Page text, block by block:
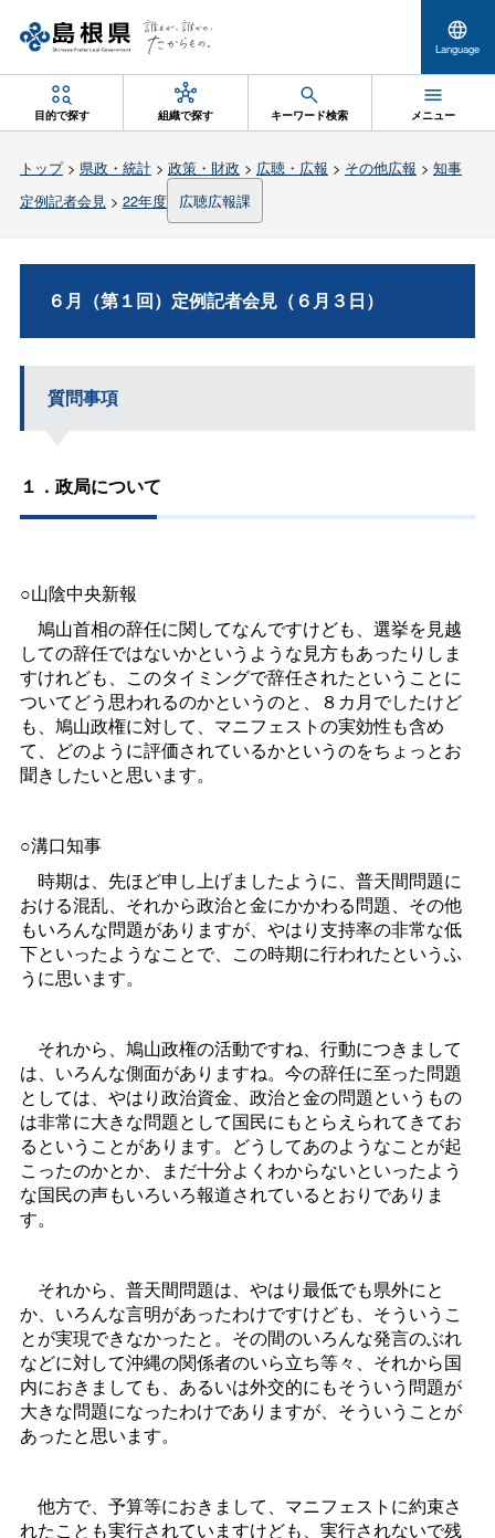
Language
目的で探す 組織で探す キーワード検索 メニュー
トップ> 県政・統計> 政策・財政 > 広聴・広報 > その他広報 > 知事
定例記者会見> 22年度 広聴広報課
６月（第１回）定例記者会見（６月３日）
質問事項
１．政局について
○山陰中央新報
鳩山首相の辞任に関してなんですけども、選挙を見越
しての辞任ではないかというような見方もあったりしま
すけれども、このタイミングで辞任されたということに
ついてどう思われるのかというのと、８カ月でしたけど
も、鳩山政権に対して、マニフェストの実効性も含め
て、どのように評価されているかというのをちょっとお
聞きしたいと思います。
○溝口知事
時期は、先ほど申し上げましたように、普天間問題に
おける混乱、それから政治と金にかかわる問題、その他
もいろんな問題がありますが、やはり支持率の非常な低
下といったようなことで、この時期に行われたというふ
うに思います。
それから、鳩山政権の活動ですね、行動につきまして
は、いろんな側面がありますね。今の辞任に至った問題
としては、やはり政治資金、政治と金の問題というもの
は非常に大きな問題として国民にもとらえられてきてお
るということがあります。どうしてあのようなことが起
こったのかとか、まだ十分よくわからないといったよう
な国民の声もいろいろ報道されているとおりでありま
す。
それから、普天間問題は、やはり最低でも県外にと
か、いろんな言明があったわけですけども、そういうこ
とが実現できなかったと。その間のいろんな発言のぶれ
などに対して沖縄の関係者のいら立ち等々、それから国
内におきましても、あるいは外交的にもそういう問題が
大きな問題になったわけでありますが、そういうことが
あったと思います。
他方で、予算等におきまして、マニフェストに約束さ
れたことも実行されていますけども、実行されないで残